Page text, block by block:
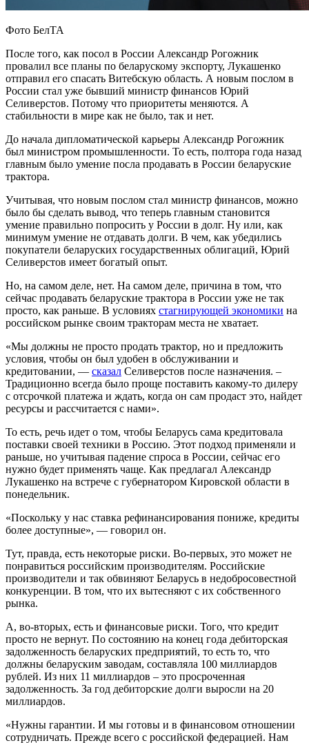
Фото БелТА
После того, как посол в России Александр Рогожник
провалил все планы по беларускому экспорту, Лукашенко
отправил его спасать Витебскую область. А новым послом в
России стал уже бывший министр финансов Юрий
Селиверстов. Потому что приоритеты меняются. А
стабильности в мире как не было, так и нет.
До начала дипломатической карьеры Александр Рогожник
был министром промышленности. То есть, полтора года назад
главным было умение посла продавать в России беларуские
трактора.
Учитывая, что новым послом стал министр финансов, можно
было бы сделать вывод, что теперь главным становится
умение правильно попросить у России в долг. Ну или, как
минимум умение не отдавать долги. В чем, как убедились
покупатели беларуских государственных облигаций, Юрий
Селиверстов имеет богатый опыт.
Но, на самом деле, нет. На самом деле, причина в том, что
сейчас продавать беларуские трактора в России уже не так
просто, как раньше. В условиях стагнирующей экономики на
российском рынке своим тракторам места не хватает.
«Мы должны не просто продать трактор, но и предложить
условия, чтобы он был удобен в обслуживании и
кредитовании, — сказал Селиверстов после назначения. –
Традиционно всегда было проще поставить какому-то дилеру
с отсрочкой платежа и ждать, когда он сам продаст это, найдет
ресурсы и рассчитается с нами».
То есть, речь идет о том, чтобы Беларусь сама кредитовала
поставки своей техники в Россию. Этот подход применяли и
раньше, но учитывая падение спроса в России, сейчас его
нужно будет применять чаще. Как предлагал Александр
Лукашенко на встрече с губернатором Кировской области в
понедельник.
«Поскольку у нас ставка рефинансирования пониже, кредиты
более доступные», — говорил он.
Тут, правда, есть некоторые риски. Во-первых, это может не
понравиться российским производителям. Российские
производители и так обвиняют Беларусь в недобросовестной
конкуренции. В том, что их вытесняют с их собственного
рынка.
А, во-вторых, есть и финансовые риски. Того, что кредит
просто не вернут. По состоянию на конец года дебиторская
задолженность беларуских предприятий, то есть то, что
должны беларуским заводам, составляла 100 миллиардов
рублей. Из них 11 миллиардов – это просроченная
задолженность. За год дебиторские долги выросли на 20
миллиардов.
«Нужны гарантии. И мы готовы и в финансовом отношении
сотрудничать. Прежде всего с российской федерацией. Нам